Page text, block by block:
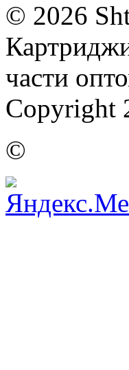
© 2026
части
Copyright
©